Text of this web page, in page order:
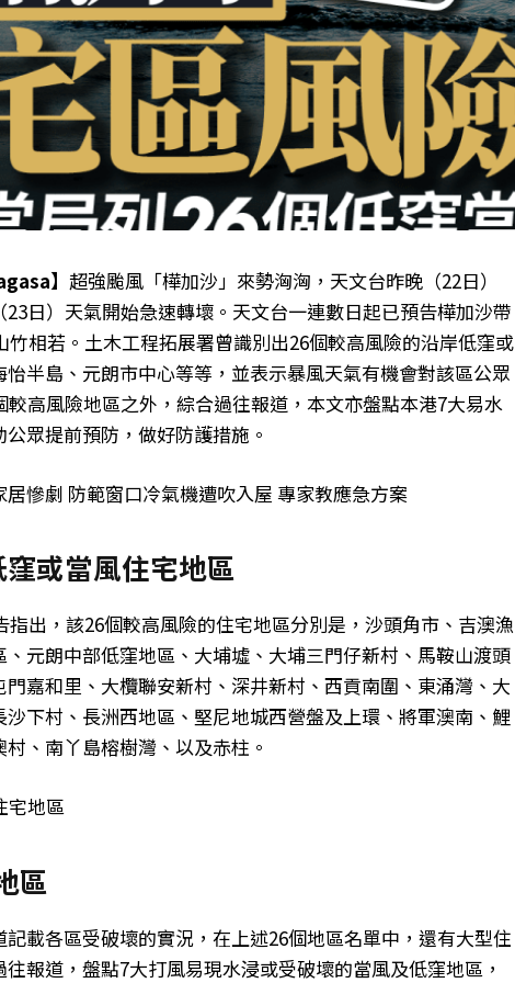
】 超強颱風「樺加沙」來勢洶洶，天文台昨晚（22日）
日）天氣開始急速轉壞。天文台一連數日起已預告樺加沙帶
竹相若。土木工程拓展署曾識別出26個較高風險的沿岸低窪或
半島、元朗市中心等等，並表示暴風天氣有機會對該區公眾
高風險地區之外，綜合過往報道，本文亦盤點本港7大易水
眾提前預防，做好防護措施。
慘劇 防範窗口冷氣機遭吹入屋 專家教應急方案
或當風住宅地區
指出，該26個較高風險的住宅地區分別是，沙頭角市、吉澳漁
元朗中部低窪地區、大埔墟、大埔三門仔新村、馬鞍山渡頭
嘉和里、大欖聯安新村、深井新村、西貢南圍、東涌灣、大
下村、長洲西地區、堅尼地城西營盤及上環、將軍澳南、鯉
、南丫島榕樹灣、以及赤柱。
宅地區
區
載各區受破壞的實況，在上述26個地區名單中，還有大型住
報道，盤點7大打風易現水浸或受破壞的當風及低窪地區，